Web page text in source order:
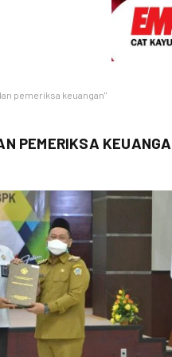
pemeriksa keuangan"
PEMERIKSA